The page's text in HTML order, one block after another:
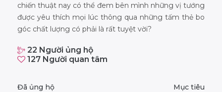
chiến thuật nay có thể đem bên mình những vị tướng
được yêu thích mọi lúc thông qua những tấm thẻ bo
góc chất lượng có phải là rất tuyệt vời?
22 Người ủng hộ
127 Người quan tâm
Đã ủng hộ Mục tiêu